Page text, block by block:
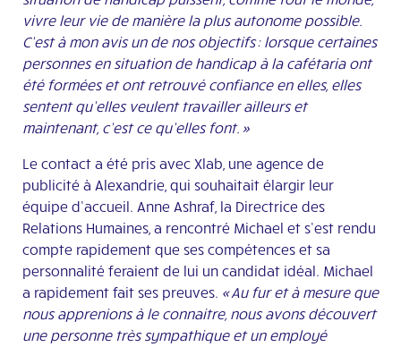
vivre leur vie de manière la plus autonome possible.
C’est à mon avis un de nos objectifs : lorsque certaines
personnes en situation de handicap à la cafétaria ont
été formées et ont retrouvé confiance en elles, elles
sentent qu’elles veulent travailler ailleurs et
maintenant, c’est ce qu’elles font. »
Le contact a été pris avec Xlab , une agence de
publicité à Alexandrie, qui souhaitait élargir leur
équipe d’accueil. Anne Ashraf, la Directrice des
Relations Humaines, a rencontré Michael et s’est rendu
compte rapidement que ses compétences et sa
personnalité feraient de lui un candidat idéal. Michael
a rapidement fait ses preuves. « Au fur et à mesure que
nous apprenions à le connaitre, nous avons découvert
une personne très sympathique et un employé